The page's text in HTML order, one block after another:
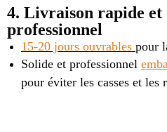
4. Livraison rapide et
professionnel
15-20 jours ouvrables pour
Solide et professionnel
pour éviter les casses et les